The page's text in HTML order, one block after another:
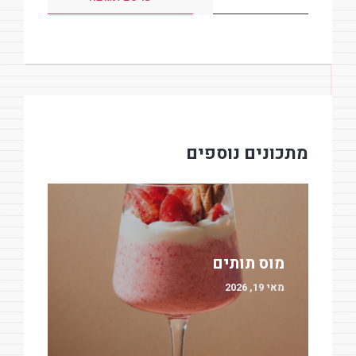
מתכונים נוספים
מוס תותים
מאי 19, 2026